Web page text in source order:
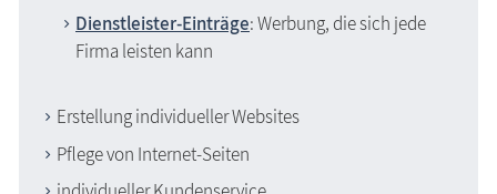
Dienstleister-Einträge: Werbung, die sich jede
Firma leisten kann
Erstellung individueller Websites
Pflege von Internet-Seiten